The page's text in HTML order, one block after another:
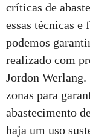
críticas de
essas técnicas e
podemos
realizado com
Jordon Werlang.
zonas para
abastecimento
haja um uso